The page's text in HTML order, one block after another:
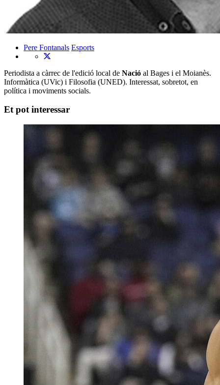
Pere Fontanals Esports
Periodista a càrrec de l'edició local de Nació al Bages i el Moianès.
Informàtica (UVic) i Filosofia (UNED). Interessat, sobretot, en
política i moviments socials.
Et pot interessar